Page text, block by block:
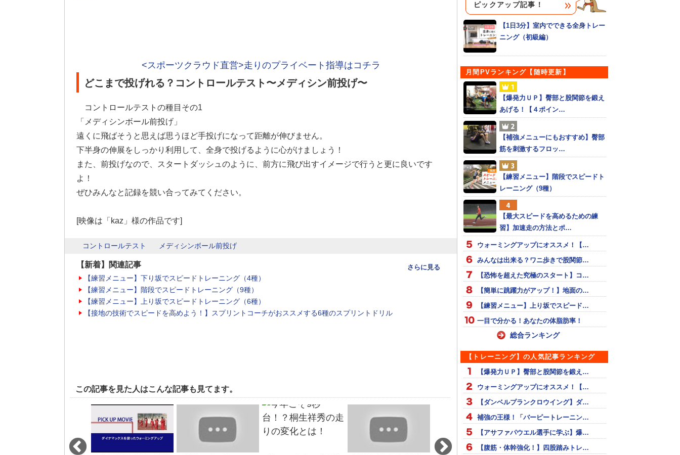
<スポーツクラウド直営>走りのプライベート指導はコチラ
どこまで投げれる？コントロールテスト〜メディシン前投げ〜
コントロールテストの種目その1
「メディシンボール前投げ」
遠くに飛ばそうと思えば思うほど手投げになって距離が伸びません。
下半身の伸展をしっかり利用して、全身で投げるように心がけましょう！
また、前投げなので、スタートダッシュのように、前方に飛び出すイメージで行うと更に良いです
よ！
ぜひみんなと記録を競い合ってみてください。
[映像は「kaz」様の作品です]
コントロールテスト メディシンボール前投げ
【新着】関連記事 さらに見る
【練習メニュー】下り坂でスピードトレーニング（4種）
【練習メニュー】階段でスピードトレーニング（9種）
【練習メニュー】上り坂でスピードトレーニング（6種）
【接地の技術でスピードを高めよう！】スプリントコーチがおススメする6種のスプリントドリル
この記事を見た人はこんな記事も見てます。
ピックアップ記事！
【1日3分】室内でできる全身トレー
ニング（初級編）
月間PVランキング【随時更新】
【爆発力ＵＰ】臀部と股関節を鍛え
あげる！【４ポイン…
【補強メニューにもおすすめ】臀部
筋を刺激するフロッ…
【練習メニュー】階段でスピードト
レーニング（9種）
【最大スピードを高めるための練
習】加速走の方法とポ…
ウォーミングアップにオススメ！【…
みんなは出来る？ワニ歩きで股関節…
【恐怖を超えた究極のスタート】コ…
【簡単に跳躍力がアップ！】地面の…
【練習メニュー】上り坂でスピード…
一目で分かる！あなたの体脂肪率！
総合ランキング
【トレーニング】の人気記事ランキング
【爆発力ＵＰ】臀部と股関節を鍛え…
ウォーミングアップにオススメ！【…
【ダンベルプランクロウイング】ダ…
補強の王様！「バーピートレーニン…
【アサファパウエル選手に学ぶ】爆…
【腹筋・体幹強化！】四股踏みトレ…